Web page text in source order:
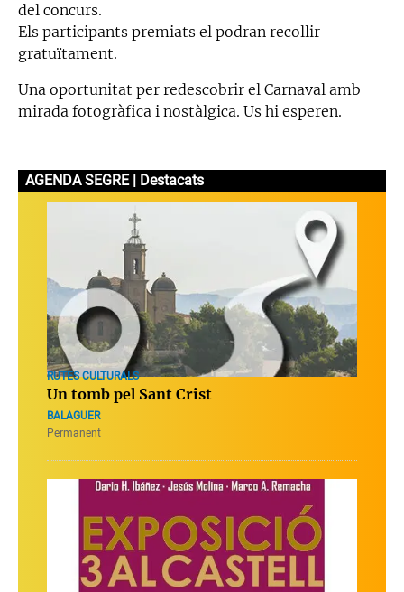
del concurs.
Els participants premiats el podran recollir
gratuïtament.
Una oportunitat per redescobrir el Carnaval amb
mirada fotogràfica i nostàlgica. Us hi esperen.
AGENDA SEGRE | Destacats
RUTES CULTURALS
Un tomb pel Sant Crist
BALAGUER
Permanent